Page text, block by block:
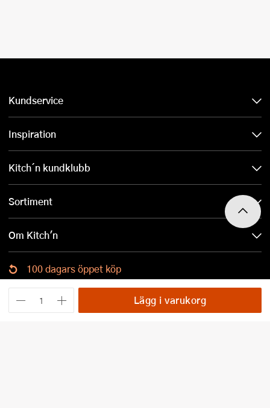
Lägg i varukorg
Kundservice
Inspiration
Kitch´n kundklubb
Sortiment
Om Kitch'n
100 dagars öppet köp
Ladda ned Kitch´n-appen